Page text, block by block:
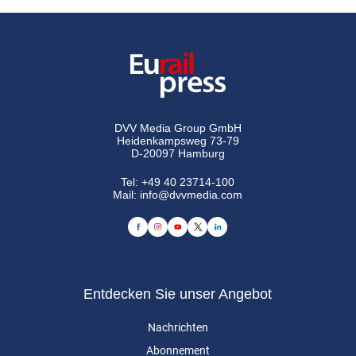
DVV Media Group GmbH
Heidenkampsweg 73-79
D-20097 Hamburg
Tel:+49 40 23714-100
Mail: info@dvvmedia.com
Entdecken Sie unser Angebot
Nachrichten
Abonnement